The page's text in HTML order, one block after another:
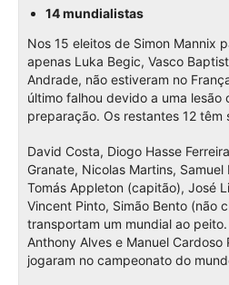
14 mundialistas
Nos 15 eleitos de Simon Mannix
apenas Luka Begic, Vasco
Andrade, não estiveram no
último falhou devido a uma lesão
preparação. Os restantes 12 têm
David Costa, Diogo Hasse
Granate, Nicolas Martins,
Tomás Appleton (capitão), José
Vincent Pinto, Simão Bento (não
transportam um mundial ao
Anthony Alves e Manuel
jogaram no campeonato do